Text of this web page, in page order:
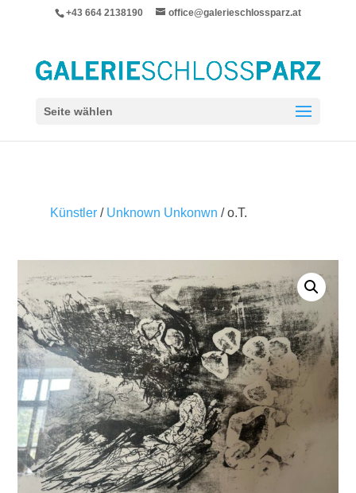
+43 664 2138190 office@galerieschlossparz.at
Seite wählen
Künstler/ Unknown Unkonwn / o.T.